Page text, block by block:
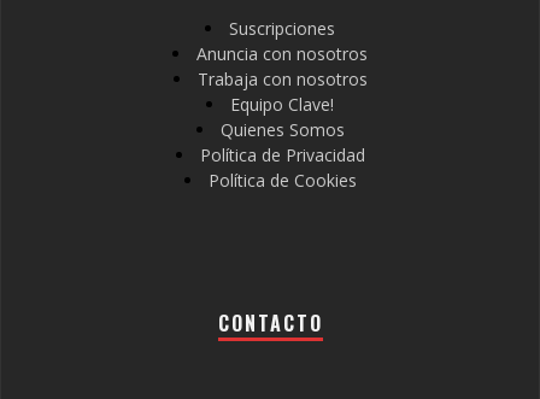
Suscripciones
Anuncia con nosotros
Trabaja con nosotros
Equipo Clave!
Quienes Somos
Política de Privacidad
Política de Cookies
CONTACTO